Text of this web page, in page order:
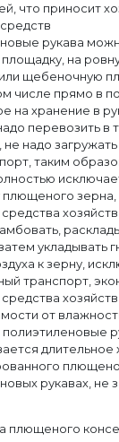
что приносит
рукава
площадку, на
щебеночную
числе прямо в
на хранение в
перевозить в
не надо
таким
плющеного
укладывать
к зерну,
транспорт,
от
полиэтиленовые
длительное
рукавах, не
плющеного